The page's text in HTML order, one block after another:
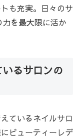
も充実。日々のサ
を最大限に活か
るサロンの
ているネイルサロ
ビューティーレデ